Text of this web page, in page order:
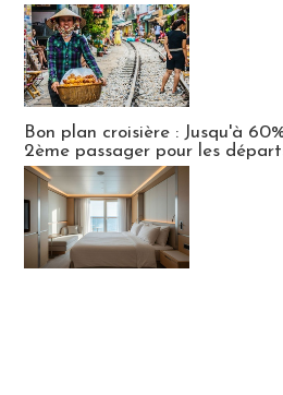
Bon plan croisière : Jusqu'à
2ème passager pour les